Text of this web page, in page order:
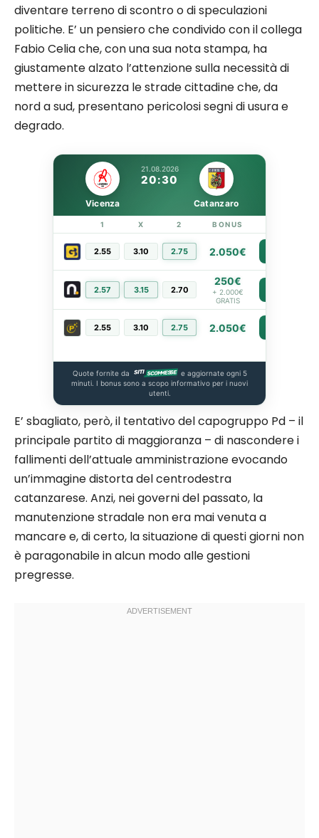
diventare terreno di scontro o di speculazioni
politiche. E’ un pensiero che condivido con il collega
Fabio Celia che, con una sua nota stampa, ha
giustamente alzato l’attenzione sulla necessità di
mettere in sicurezza le strade cittadine che, da
nord a sud, presentano pericolosi segni di usura e
degrado.
21.08.2026
20:30
Vicenza Catanzaro
1 X 2 BONUS
2.55 3.10 2.75 2.050€
2.57 3.15 2.70
250€
+ 2.000€
GRATIS
2.55 3.10 2.75 2.050€
Quote fornite da
e aggiornate ogni 5
minuti. I bonus sono a scopo informativo per i nuovi
utenti.
E’ sbagliato, però, il tentativo del capogruppo Pd – il
principale partito di maggioranza – di nascondere i
fallimenti dell’attuale amministrazione evocando
un’immagine distorta del centrodestra
catanzarese. Anzi, nei governi del passato, la
manutenzione stradale non era mai venuta a
mancare e, di certo, la situazione di questi giorni non
è paragonabile in alcun modo alle gestioni
pregresse.